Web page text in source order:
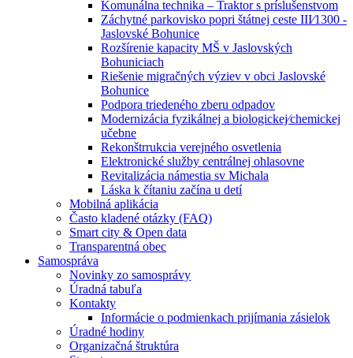
Komunálna technika – Traktor s príslušenstvom
Záchytné parkovisko popri štátnej ceste III⁄1300 -
Jaslovské Bohunice
Rozšírenie kapacity MŠ v Jaslovských
Bohuniciach
Riešenie migračných výziev v obci Jaslovské
Bohunice
Podpora triedeného zberu odpadov
Modernizácia fyzikálnej a biologickej⁄chemickej
učebne
Rekonštrrukcia verejného osvetlenia
Elektronické služby centrálnej ohlasovne
Revitalizácia námestia sv Michala
Láska k čítaniu začína u detí
Mobilná aplikácia
Často kladené otázky (FAQ)
Smart city & Open data
Transparentná obec
Samospráva
Novinky zo samosprávy
Úradná tabuľa
Kontakty
Informácie o podmienkach prijímania zásielok
Úradné hodiny
Organizačná štruktúra